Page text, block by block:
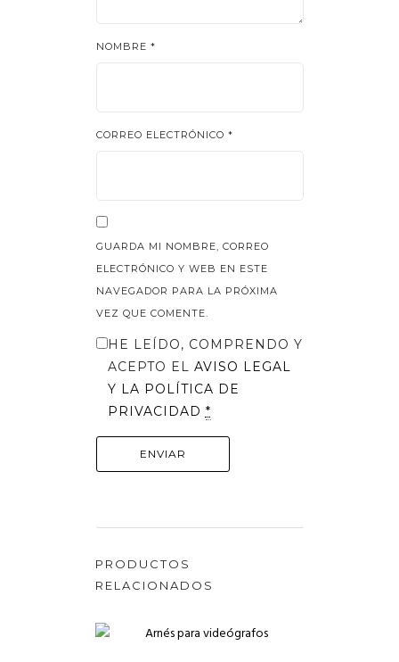
NOMBRE *
CORREO ELECTRÓNICO *
GUARDA MI NOMBRE, CORREO
ELECTRÓNICO Y WEB EN ESTE
NAVEGADOR PARA LA PRÓXIMA
VEZ QUE COMENTE.
HE LEÍDO, COMPRENDO Y
ACEPTO EL AVISO LEGAL
Y LA POLÍTICA DE
PRIVACIDAD *
PRODUCTOS
RELACIONADOS